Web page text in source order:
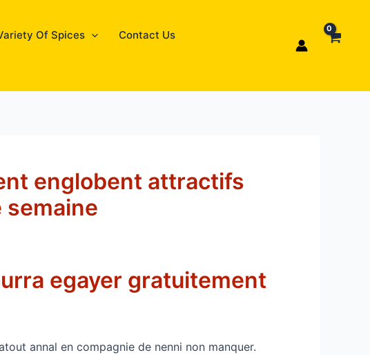
Of Spices
Contact Us
englobent attractifs
semaine
egayer gratuitement
annal en compagnie de nenni non manquer.